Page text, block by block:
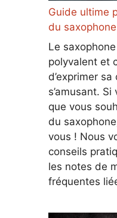
Guide ultime
du
Le
polyvalent et
d’exprimer
s’amusant.
que vous
du
vous ! Nous
conseils
les notes de
fréquentes